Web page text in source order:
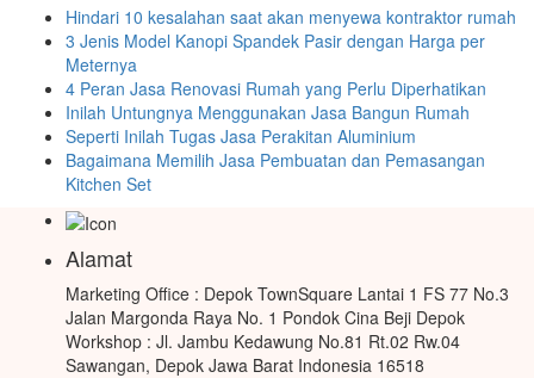
Hindari 10 kesalahan saat akan menyewa kontraktor rumah
3 Jenis Model Kanopi Spandek Pasir dengan Harga per
Meternya
4 Peran Jasa Renovasi Rumah yang Perlu Diperhatikan
Inilah Untungnya Menggunakan Jasa Bangun Rumah
Seperti Inilah Tugas Jasa Perakitan Aluminium
Bagaimana Memilih Jasa Pembuatan dan Pemasangan
Kitchen Set
Alamat
Marketing Office : Depok TownSquare Lantai 1 FS 77 No.3
Jalan Margonda Raya No. 1 Pondok Cina Beji Depok
Workshop : Jl. Jambu Kedawung No.81 Rt.02 Rw.04
Sawangan, Depok Jawa Barat Indonesia 16518